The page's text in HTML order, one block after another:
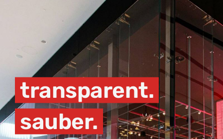
transparent.
sauber.